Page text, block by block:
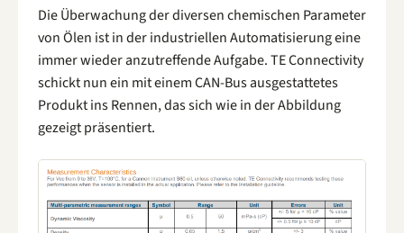
Die Überwachung der diversen chemischen Parameter
von Ölen ist in der industriellen Automatisierung eine
immer wieder anzutreffende Aufgabe. TE Connectivity
schickt nun ein mit einem CAN-Bus ausgestattetes
Produkt ins Rennen, das sich wie in der Abbildung
gezeigt präsentiert.